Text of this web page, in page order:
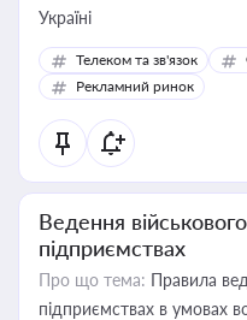
Україні
Телеком та зв'язок
Рекламний ринок
Ведення
підприємствах
Про що тема: Правила
підприємствах в умовах